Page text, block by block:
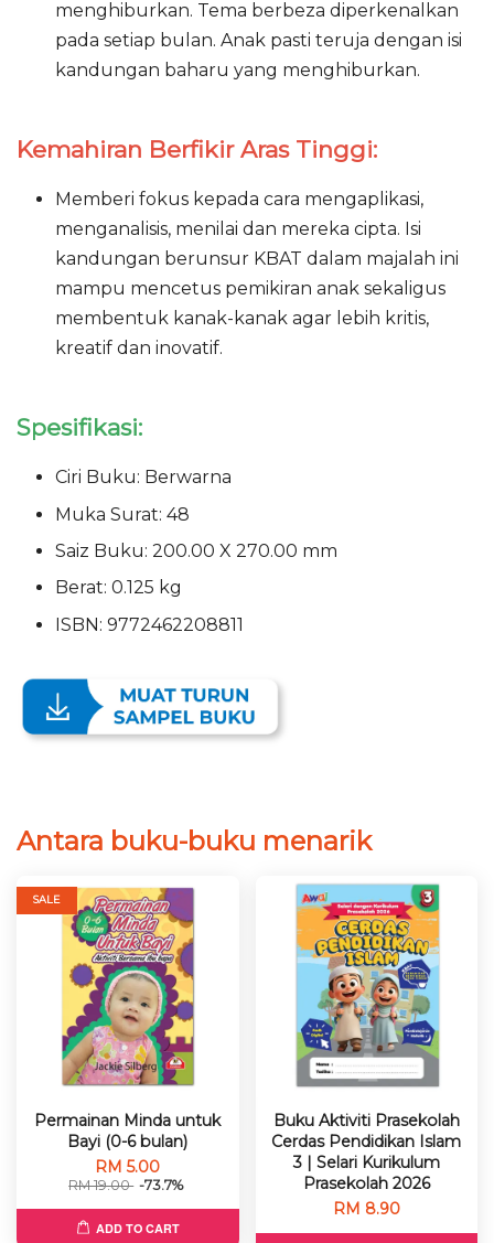
menghiburkan. Tema berbeza diperkenalkan
pada setiap bulan. Anak pasti teruja dengan isi
kandungan baharu yang menghiburkan.
Kemahiran Berfikir Aras Tinggi:
Memberi fokus kepada cara mengaplikasi,
menganalisis, menilai dan mereka cipta. Isi
kandungan berunsur KBAT dalam majalah ini
mampu mencetus pemikiran anak sekaligus
membentuk kanak-kanak agar lebih kritis,
kreatif dan inovatif.
Spesifikasi:
Ciri Buku: Berwarna
Muka Surat: 48
Saiz Buku: 200.00 X 270.00 mm
Berat: 0.125 kg
ISBN: 9772462208811
Antara buku-buku menarik
SALE
Permainan Minda untuk
Bayi (0-6 bulan)
RM 5.00
RM 19.00 -73.7%
ADD TO CART
Buku Aktiviti Prasekolah
Cerdas Pendidikan Islam
3 | Selari Kurikulum
Prasekolah 2026
RM 8.90